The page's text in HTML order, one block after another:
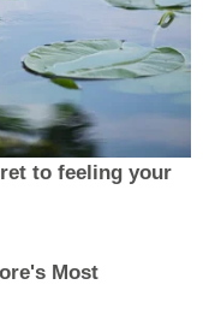
to feeling your
Most